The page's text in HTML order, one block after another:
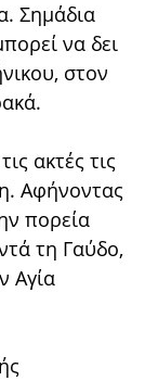
Σημάδια
να δει
στον
ακτές τις
Αφήνοντας
πορεία
τη Γαύδο,
Αγία